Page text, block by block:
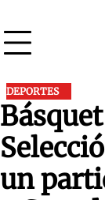
to
content
DEPORTES
un